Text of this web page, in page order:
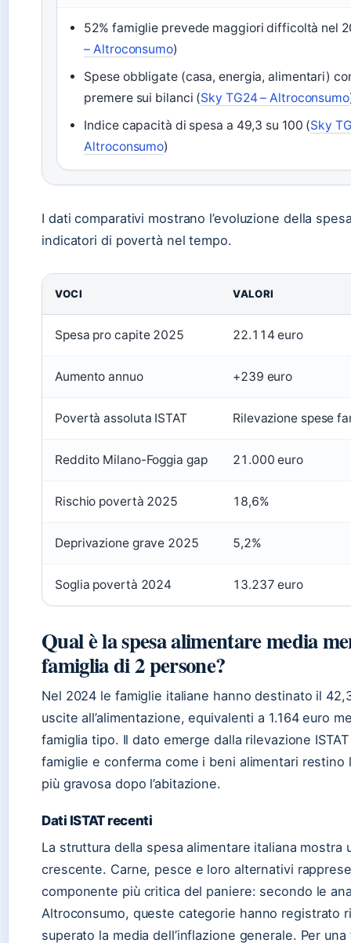
52% famiglie prevede maggiori difficoltà nel
– Altroconsumo)
Spese obbligate (casa, energia, alimentari)
premere sui bilanci (Sky TG24 – Altroconsumo
Indice capacità di spesa a 49,3 su 100 (Sky
Altroconsumo)
I dati comparativi mostrano l’evoluzione della
indicatori di povertà nel tempo.
VOCI VALORI
Spesa pro capite 2025 22.114 euro
Aumento annuo +239 euro
Povertà assoluta ISTAT Rilevazione spese
Reddito Milano-Foggia gap 21.000 euro
Rischio povertà 2025 18,6%
Deprivazione grave 2025 5,2%
Soglia povertà 2024 13.237 euro
Qual è la spesa alimentare media
famiglia di 2 persone?
Nel 2024 le famiglie italiane hanno destinato il
uscite all’alimentazione, equivalenti a 1.164 euro
famiglia tipo. Il dato emerge dalla rilevazione
famiglie e conferma come i beni alimentari restino
più gravosa dopo l’abitazione.
Dati ISTAT recenti
La struttura della spesa alimentare italiana mostra
crescente. Carne, pesce e loro alternativi
componente più critica del paniere: secondo le
Altroconsumo, queste categorie hanno registrato
superato la media dell’inflazione generale. Per